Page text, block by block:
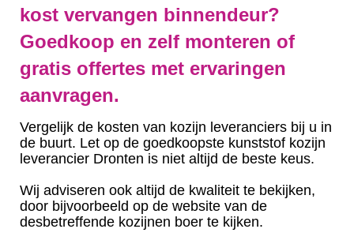
kost vervangen binnendeur?
Goedkoop en zelf monteren of
gratis offertes met ervaringen
aanvragen.
Vergelijk de kosten van kozijn leveranciers bij u in
de buurt. Let op de goedkoopste kunststof kozijn
leverancier Dronten is niet altijd de beste keus.
Wij adviseren ook altijd de kwaliteit te bekijken,
door bijvoorbeeld op de website van de
desbetreffende kozijnen boer te kijken.